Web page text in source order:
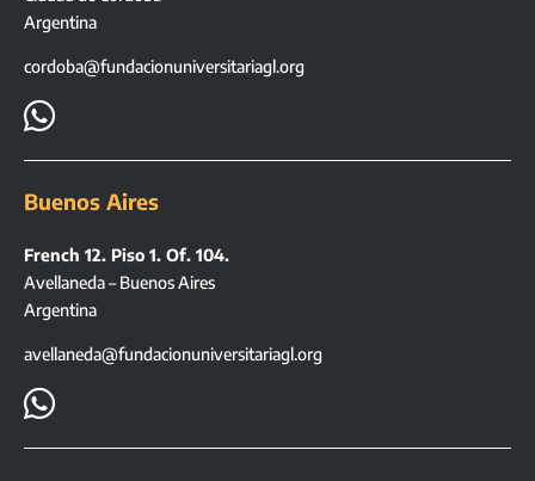
Argentina
cordoba@fundacionuniversitariagl.org

Buenos Aires
French 12. Piso 1. Of. 104.
Avellaneda – Buenos Aires
Argentina
avellaneda@fundacionuniversitariagl.org
